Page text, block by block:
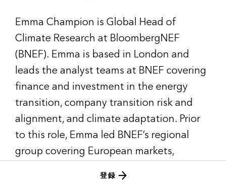
登録
Emma Champion is Global Head of
Climate Research at BloombergNEF
(BNEF). Emma is based in London and
leads the analyst teams at BNEF covering
finance and investment in the energy
transition, company transition risk and
alignment, and climate adaptation. Prior
to this role, Emma led BNEF’s regional
group covering European markets,
the New Energy Outlook.